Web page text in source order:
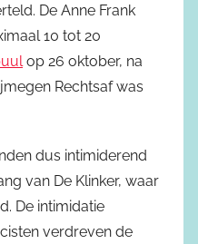
De Anne Frank
10 tot 20
op 26 oktober, na
Rechtsaf was
dus intimiderend
van De Klinker, waar
De intimidatie
verdreven de